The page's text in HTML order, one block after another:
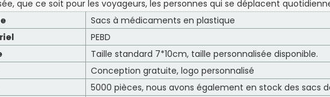
que ce soit pour les voyageurs, les personnes qui se déplacent
Sacs à médicaments en plastique
PEBD
Taille standard 7*10cm, taille personnalisée disponible.
Conception gratuite, logo personnalisé
5000 pièces, nous avons également en stock des sacs